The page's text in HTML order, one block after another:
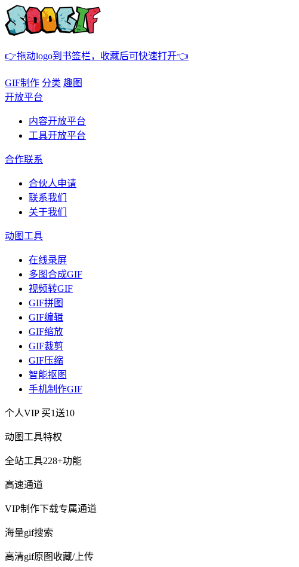
👉拖动logo到书签栏，收藏后可快速打开👈
GIF制作 分类 趣图
开放平台
内容开放平台
工具开放平台
合作联系
合伙人申请
联系我们
关于我们
动图工具
在线录屏
多图合成GIF
视频转GIF
GIF拼图
GIF编辑
GIF缩放
GIF裁剪
GIF压缩
智能抠图
手机制作GIF
个人VIP 买1送10
动图工具特权
全站工具228+功能
高速通道
VIP制作下载专属通道
海量gif搜索
高清gif原图收藏/上传